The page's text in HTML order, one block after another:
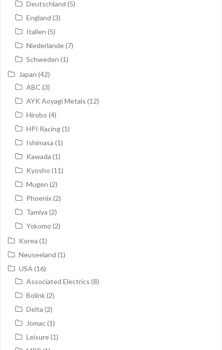
Deutschland (5)
England (3)
Italien (5)
Niederlande(7)
Schweden (1)
Japan (42)
ABC (3)
AYK Aoyagi Metals (12)
Hirobo (4)
HPI Racing(1)
Ishimasa (1)
Kawada (1)
Kyosho (11)
Mugen (2)
Phoenix(2)
Tamiya (2)
Yokomo (2)
Korea (1)
Neuseeland (1)
USA (16)
Associated Electrics (8)
Bolink(2)
Delta (2)
Jomac(1)
Leisure(1)